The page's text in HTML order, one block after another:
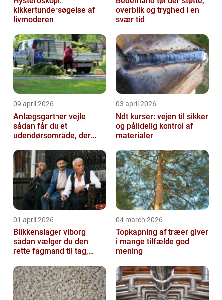
kikkertundersøgelse af
livmoderen
overblik og tryghed i en
svær tid
09 april 2026
Anlægsgartner vejle
sådan får du et
udendørsområde, der
03 april 2026
Ndt kurser: vejen til sikker
og pålidelig kontrol af
materialer
01 april 2026
Blikkenslager viborg
sådan vælger du den
rette fagmand til tag,
04 march 2026
Topkapning af træer giver
i mange tilfælde god
mening